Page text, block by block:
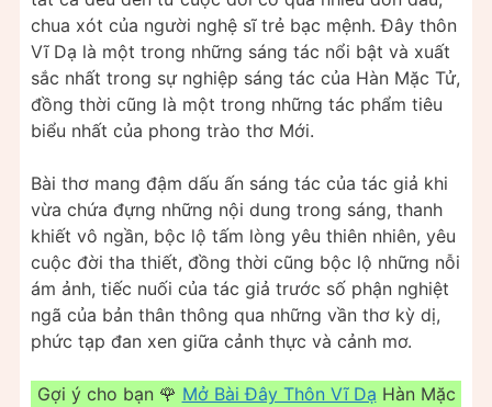
chua xót của người nghệ sĩ trẻ bạc mệnh. Đây thôn
Vĩ Dạ là một trong những sáng tác nổi bật và xuất
sắc nhất trong sự nghiệp sáng tác của Hàn Mặc Tử,
đồng thời cũng là một trong những tác phẩm tiêu
biểu nhất của phong trào thơ Mới.
Bài thơ mang đậm dấu ấn sáng tác của tác giả khi
vừa chứa đựng những nội dung trong sáng, thanh
khiết vô ngần, bộc lộ tấm lòng yêu thiên nhiên, yêu
cuộc đời tha thiết, đồng thời cũng bộc lộ những nỗi
ám ảnh, tiếc nuối của tác giả trước số phận nghiệt
ngã của bản thân thông qua những vần thơ kỳ dị,
phức tạp đan xen giữa cảnh thực và cảnh mơ.
Gợi ý cho bạn 🌹 Mở Bài Đây Thôn Vĩ Dạ Hàn Mặc